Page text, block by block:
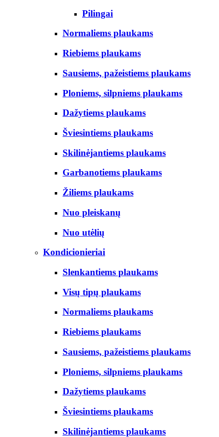
Pilingai
Normaliems plaukams
Riebiems plaukams
Sausiems, pažeistiems plaukams
Ploniems, silpniems plaukams
Dažytiems plaukams
Šviesintiems plaukams
Skilinėjantiems plaukams
Garbanotiems plaukams
Žiliems plaukams
Nuo pleiskanų
Nuo utėlių
Kondicionieriai
Slenkantiems plaukams
Visų tipų plaukams
Normaliems plaukams
Riebiems plaukams
Sausiems, pažeistiems plaukams
Ploniems, silpniems plaukams
Dažytiems plaukams
Šviesintiems plaukams
Skilinėjantiems plaukams